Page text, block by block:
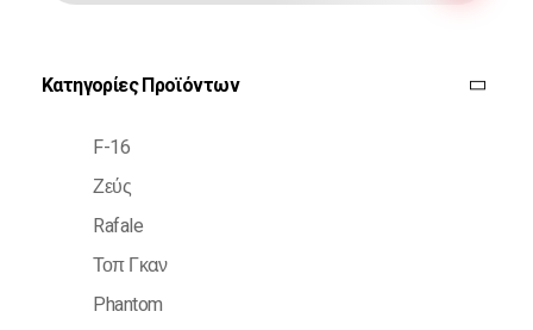
Κατηγορίες Προϊόντων
F-16
Ζεύς
Rafale
Τοπ Γκαν
Phantom